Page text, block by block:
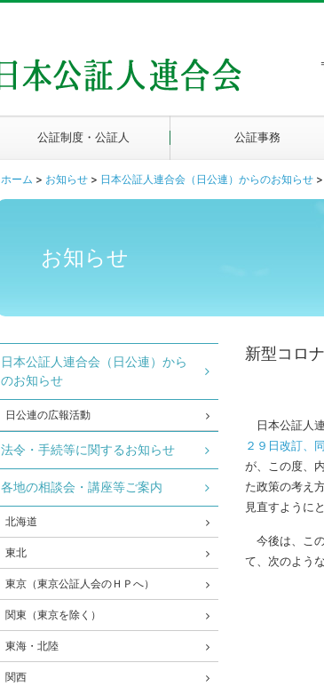
公証制度・公証人 公証事務
ホーム > お知らせ > 日本公証人連合会（日公連）からのお知らせ >
お知らせ
新型コロ
日本公証人
２９日改訂、
が、この度、
た政策の考え
見直すように
今後は、こ
て、次のよう
日本公証人連合会（日公連）から
のお知らせ
日公連の広報活動
法令・手続等に関するお知らせ
各地の相談会・講座等ご案内
北海道
東北
東京（東京公証人会のＨＰへ）
関東（東京を除く）
東海・北陸
関西